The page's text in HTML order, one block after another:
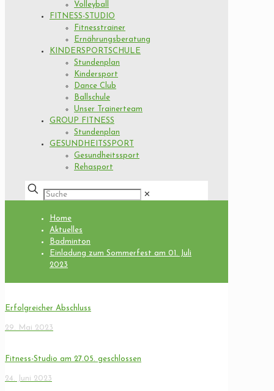
Volleyball
FITNESS-STUDIO
Fitnesstrainer
Ernährungsberatung
KINDERSPORTSCHULE
Stundenplan
Kindersport
Dance Club
Ballschule
Unser Trainerteam
GROUP FITNESS
Stundenplan
GESUNDHEITSSPORT
Gesundheitssport
Rehasport
✕
Home
Aktuelles
Badminton
Einladung zum Sommerfest am 01. Juli
2023
Erfolgreicher Abschluss
29. Mai 2023
Fitness-Studio am 27.05. geschlossen
24. Juni 2023